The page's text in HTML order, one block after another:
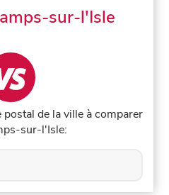
sur-l'Isle
de la ville à comparer
sur-l'Isle: